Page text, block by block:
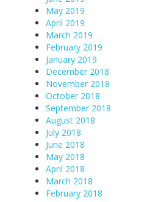
May 2019
April 2019
March 2019
February 2019
January 2019
December 2018
November 2018
October 2018
September 2018
August 2018
July 2018
June 2018
May 2018
April 2018
March 2018
February 2018